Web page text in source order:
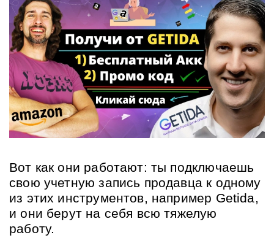
Вот как они работают: ты подключаешь
свою учетную запись продавца к одному
из этих инструментов, например Getida,
и они берут на себя всю тяжелую
работу.